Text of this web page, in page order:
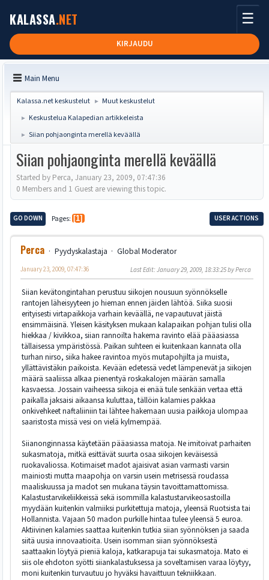
KALASSA.NET
KIRJAUDU
☰
Main Menu
Kalassa.net keskustelut ► Muut keskustelut
► Keskustelua Kalapedian artikkeleista
► Siian pohjaonginta merellä keväällä
Siian pohjaonginta merellä keväällä
Started by Perca, January 23, 2009, 07:47:36
0 Members and 1 Guest are viewing this topic.
GO DOWN Pages 1 USER ACTIONS
Perca Pyydyskalastaja Global Moderator
January 23, 2009, 07:47:36 Last Edit: January 29, 2009, 18:33:25 by Perca
Siian kevätongintahan perustuu siikojen nousuun syönnökselle
rantojen läheisyyteen jo hieman ennen jäiden lähtöä. Siika suosii
erityisesti virtapaikkoja varhain keväällä, ne vapautuvat jäistä
ensimmäisinä. Yleisen käsityksen mukaan kalapaikan pohjan tulisi olla
hiekkaa / kivikkoa, siian rannoilta hakema ravinto elää pääasiassa
tällaisessa ympäristössä. Paikan suhteen ei kuitenkaan kannata olla
turhan nirso, siika hakee ravintoa myös mutapohjilta ja muista,
yllättävistäkin paikoista. Kevään edetessä vedet lämpenevät ja siikojen
määrä saaliissa alkaa pienentyä roskakalojen määrän samalla
kasvaessa. Jossain vaiheessa siikoja ei enää tule senkään vertaa että
paikalla jaksaisi aikaansa kuluttaa, tällöin kalamies pakkaa
onkivehkeet naftaliiniin tai lähtee hakemaan uusia paikkoja ulompaa
saaristosta missä vesi on vielä kylmempää.
Siianonginnassa käytetään pääasiassa matoja. Ne imitoivat parhaiten
sukasmatoja, mitkä esittävät suurta osaa siikojen keväisessä
ruokavaliossa. Kotimaiset madot ajaisivat asian varmasti varsin
mainiosti mutta maapohja on varsin usein metrisessä roudassa
maaliskuussa ja madot sen mukana täysin tavoittamattomissa.
Kalastustarvikeliikkeissä sekä isommilla kalastustarvikeosastoilla
myydään kuitenkin valmiiksi purkitettuja matoja, yleensä Ruotsista tai
Hollannista. Vajaan 50 madon purkille hintaa tulee yleensä 5 euroa.
Aktiivinen kalamies saattaa kuitenkin tutkia siian syönnöksen ja saada
siitä uusia innovaatioita. Usein isomman siian syönnöksestä
saattaakin löytyä pieniä kaloja, katkarapuja tai sukasmatoja. Mato ei
siis ole ehdoton syötti siiankalastuksessa ja soveltamisen varaa löytyy,
moni kuitenkin turvautuu jo hyväksi havaittuun tekniikkaan.